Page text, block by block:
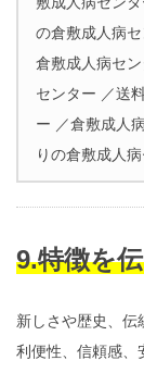
の倉敷成人病
倉敷成人病セ
センター ／送
ー ／倉敷成人
りの倉敷成人
9.特徴を
新しさや歴史、伝
利便性、信頼感、